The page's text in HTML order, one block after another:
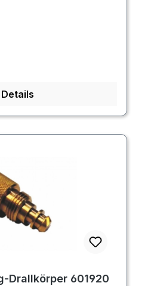
Details
Drallkörper 601920